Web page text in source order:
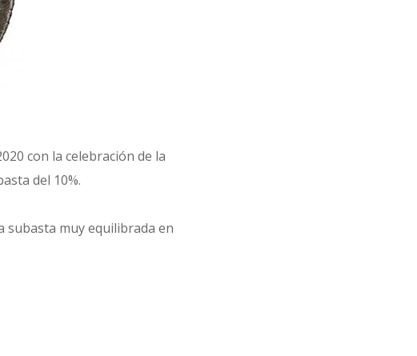
con la celebración de la
del 10%.
subasta muy equilibrada en